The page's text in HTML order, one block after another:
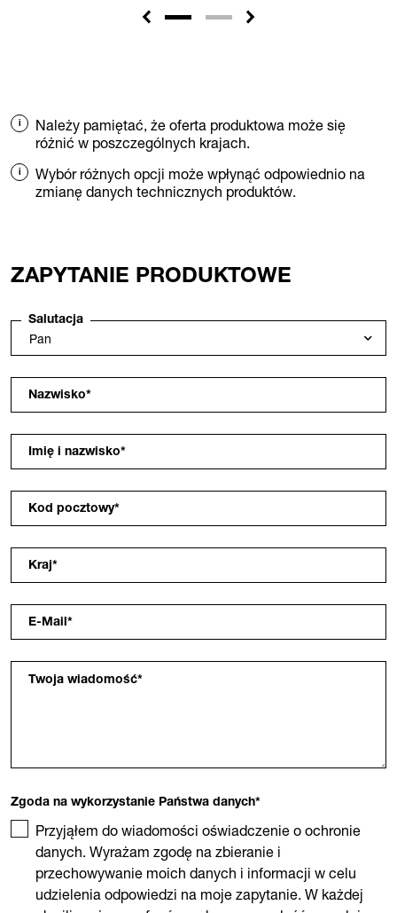
Należy pamiętać, że oferta produktowa może się
różnić w poszczególnych krajach.
Wybór różnych opcji może wpłynąć odpowiednio na
zmianę danych technicznych produktów.
ZAPYTANIE PRODUKTOWE
Salutacja
Nazwisko*
Imię i nazwisko*
Kod pocztowy*
Kraj *
E-Mail*
Twoja wiadomość*
Zgoda na wykorzystanie Państwa danych*
Przyjąłem do wiadomości oświadczenie o ochronie
danych. Wyrażam zgodę na zbieranie i
przechowywanie moich danych i informacji w celu
udzielenia odpowiedzi na moje zapytanie. W każdej